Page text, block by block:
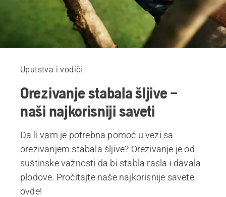
Uputstva i vodiči
Orezivanje stabala šljive –
naši najkorisniji saveti
Da li vam je potrebna pomoć u vezi sa
orezivanjem stabala šljive? Orezivanje je od
suštinske važnosti da bi stabla rasla i davala
plodove. Pročitajte naše najkorisnije savete
ovde!